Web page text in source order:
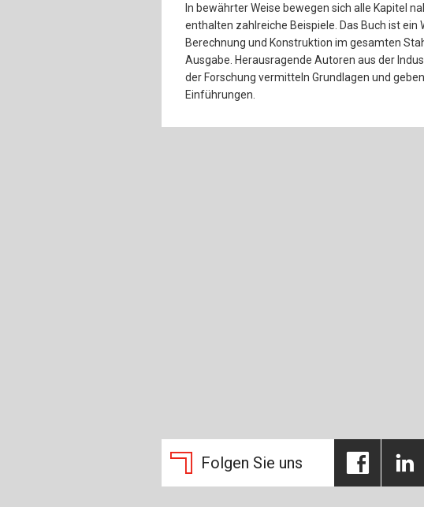
In bewährter Weise bewegen sich alle Kapitel
enthalten zahlreiche Beispiele. Das Buch ist ein
Berechnung und Konstruktion im gesamten
Ausgabe. Herausragende Autoren aus der
der Forschung vermitteln Grundlagen und
Einführungen.
Folgen Sie uns